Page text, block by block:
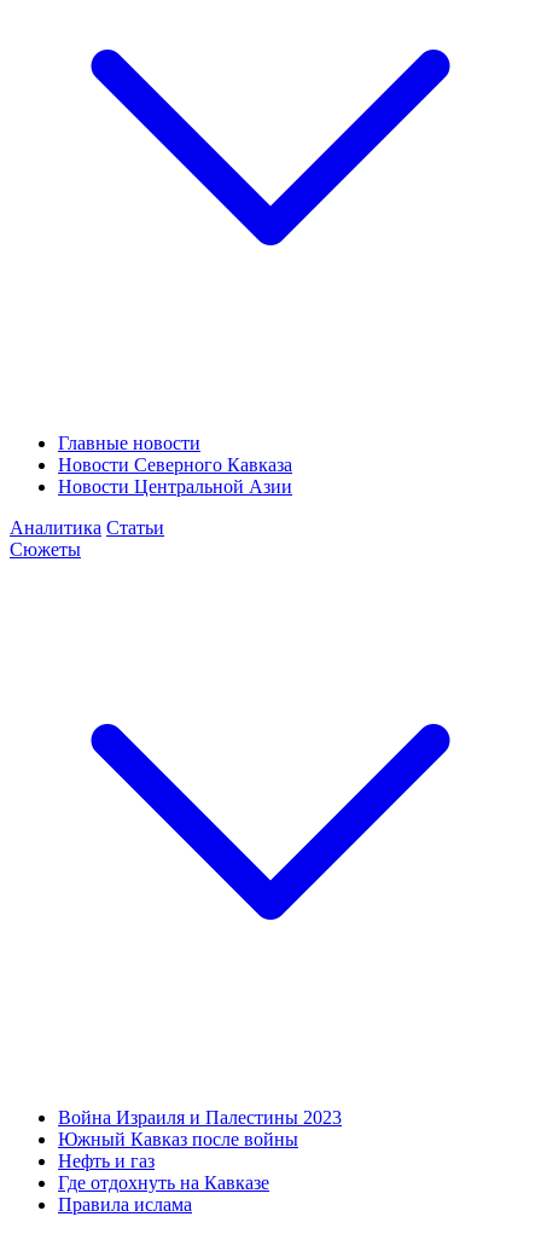
Главные новости
Новости Северного Кавказа
Новости Центральной Азии
Аналитика Статьи
Сюжеты
Война Израиля и Палестины 2023
Южный Кавказ после войны
Нефть и газ
Где отдохнуть на Кавказе
Правила ислама